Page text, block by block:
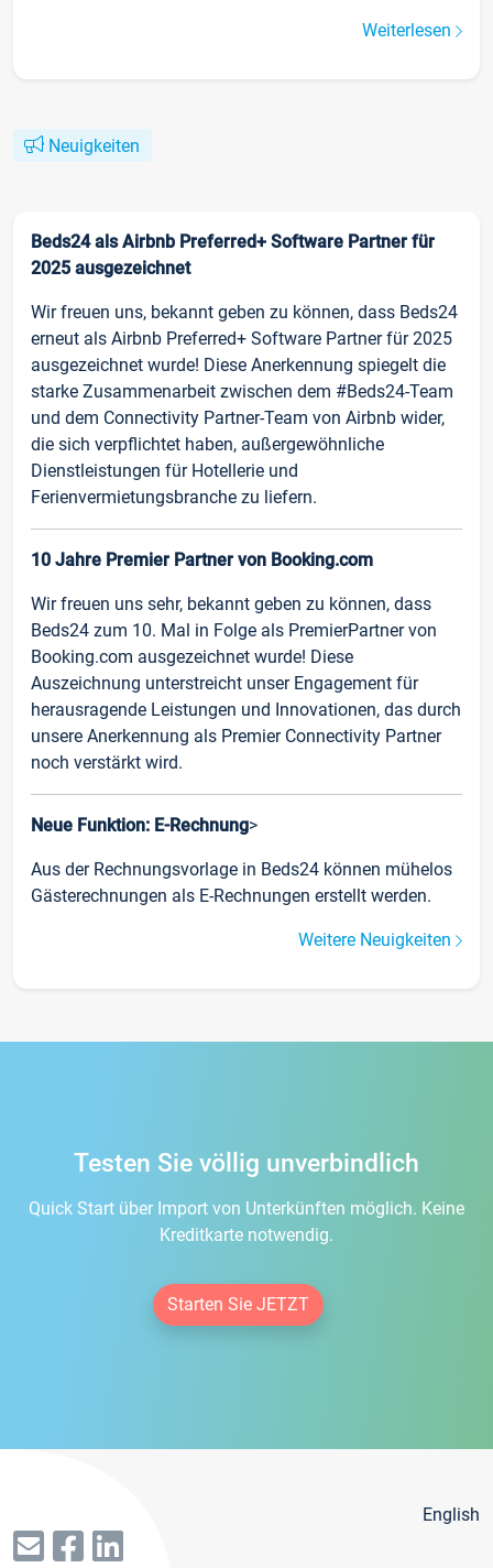
Weiterlesen
Neuigkeiten
Beds24 als Airbnb Preferred+ Software Partner für
2025 ausgezeichnet
Wir freuen uns, bekannt geben zu können, dass Beds24
erneut als Airbnb Preferred+ Software Partner für 2025
ausgezeichnet wurde! Diese Anerkennung spiegelt die
starke Zusammenarbeit zwischen dem #Beds24-Team
und dem Connectivity Partner-Team von Airbnb wider,
die sich verpflichtet haben, außergewöhnliche
Dienstleistungen für Hotellerie und
Ferienvermietungsbranche zu liefern.
10 Jahre Premier Partner von Booking.com
Wir freuen uns sehr, bekannt geben zu können, dass
Beds24 zum 10. Mal in Folge als PremierPartner von
Booking.com ausgezeichnet wurde! Diese
Auszeichnung unterstreicht unser Engagement für
herausragende Leistungen und Innovationen, das durch
unsere Anerkennung als Premier Connectivity Partner
noch verstärkt wird.
Neue Funktion: E-Rechnung>
Aus der Rechnungsvorlage in Beds24 können mühelos
Gästerechnungen als E-Rechnungen erstellt werden.
Weitere Neuigkeiten
Testen Sie völlig unverbindlich
Quick Start über Import von Unterkünften möglich. Keine
Kreditkarte notwendig.
Starten Sie JETZT
English